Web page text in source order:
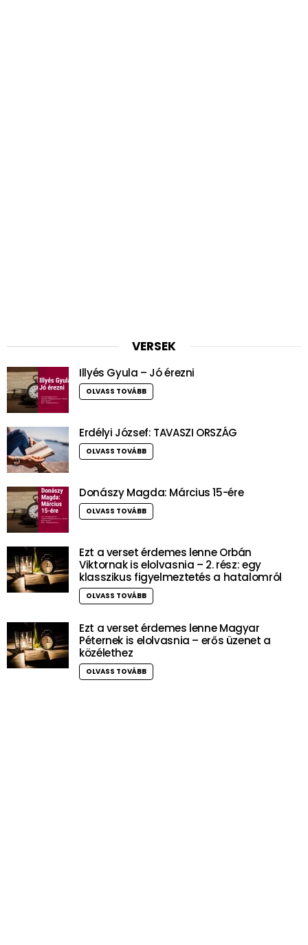
VERSEK
Illyés Gyula – Jó érezni
OLVASS TOVÁBB
Erdélyi József: TAVASZI ORSZÁG
OLVASS TOVÁBB
Donászy Magda: Március 15-ére
OLVASS TOVÁBB
Ezt a verset érdemes lenne Orbán
Viktornak is elolvasnia – 2. rész: egy
klasszikus figyelmeztetés a hatalomról
OLVASS TOVÁBB
Ezt a verset érdemes lenne Magyar
Péternek is elolvasnia – erős üzenet a
közélethez
OLVASS TOVÁBB